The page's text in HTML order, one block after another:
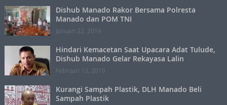
Dishub Manado Rakor Bersama Polresta
Manado dan POM TNI
Januari 22, 2019
Hindari Kemacetan Saat Upacara Adat Tulude,
Dishub Manado Gelar Rekayasa Lalin
Februari 13, 2019
Kurangi Sampah Plastik, DLH Manado Beli
Sampah Plastik